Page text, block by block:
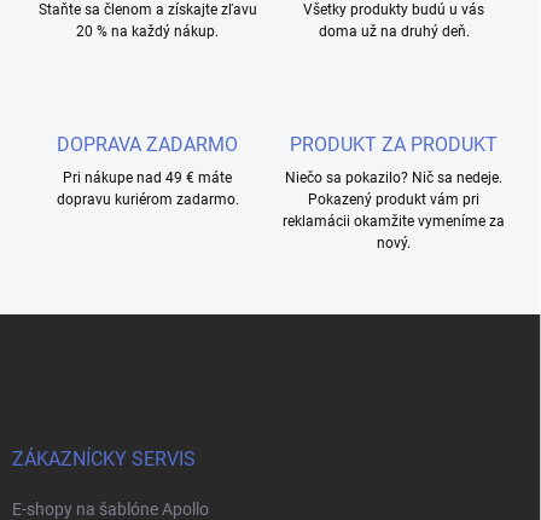
Staňte sa členom a získajte zľavu
20 % na každý nákup.
Všetky produkty budú u vás
doma už na druhý deň.
DOPRAVA ZADARMO
Pri nákupe nad 49 € máte
dopravu kuriérom zadarmo.
PRODUKT ZA PRODUKT
Niečo sa pokazilo? Nič sa nedeje.
Pokazený produkt vám pri
reklamácii okamžite vymeníme za
nový.
ZÁKAZNÍCKY SERVIS
E-shopy na šablóne Apollo